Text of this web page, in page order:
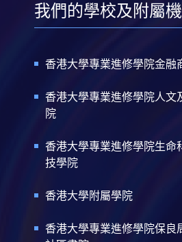
我們的學校及附屬
香港大學專業進修學院金融
香港大學專業進修學院人文
院
香港大學專業進修學院生命
技學院
香港大學附屬學院
香港大學專業進修學院保良